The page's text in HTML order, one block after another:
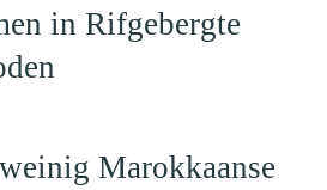
in Rifgebergte
Marokkaanse